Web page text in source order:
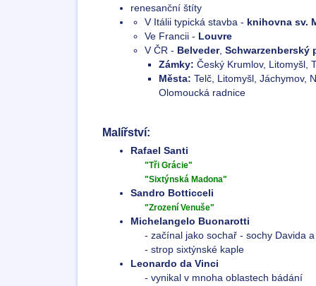
renesanční štíty
V Itálii typická stavba - knihovna sv.
Ve Francii - Louvre
V ČR - Belveder, Schwarzenberský
Zámky: Český Krumlov, Litomyšl,
Města: Telč, Litomyšl, Jáchymov,
Olomoucká radnice
Malířství:
Rafael Santi
"Tři Grácie"
"Sixtýnská Madona"
Sandro Botticceli
"Zrození Venuše"
Michelangelo Buonarotti
- začínal jako sochař - sochy Davida
- strop sixtýnské kaple
Leonardo da Vinci
- vynikal v mnoha oblastech bádání